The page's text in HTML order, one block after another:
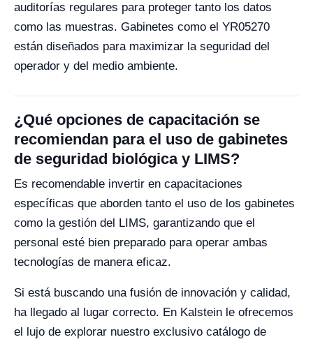
auditorías regulares para proteger tanto los datos
como las muestras. Gabinetes como el YR05270
están diseñados para maximizar la seguridad del
operador y del medio ambiente.
¿Qué opciones de capacitación se
recomiendan para el uso de gabinetes
de seguridad biológica y LIMS?
Es recomendable invertir en capacitaciones
específicas que aborden tanto el uso de los gabinetes
como la gestión del LIMS, garantizando que el
personal esté bien preparado para operar ambas
tecnologías de manera eficaz.
Si está buscando una fusión de innovación y calidad,
ha llegado al lugar correcto. En Kalstein le ofrecemos
el lujo de explorar nuestro exclusivo catálogo de